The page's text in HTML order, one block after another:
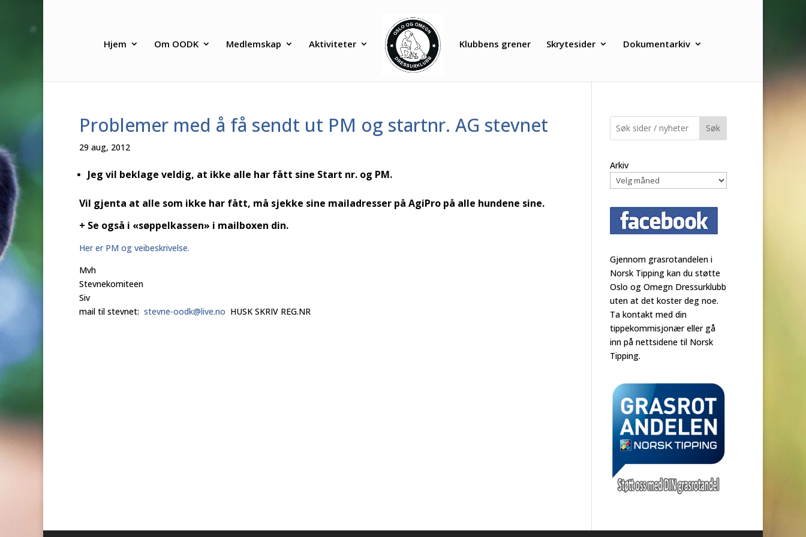
Hjem Om OODK Medlemskap Aktiviteter Klubbens grener Skrytesider Dokumentarkiv
Problemer med å få sendt ut PM og startnr. AG stevnet
29 aug, 2012
Jeg vil beklage veldig, at ikke alle har fått sine Start nr. og PM.
Vil gjenta at alle som ikke har fått, må sjekke sine mailadresser på AgiPro på alle hundene sine.
+ Se også i «søppelkassen» i mailboxen din.
Her er PM og veibeskrivelse.
Mvh
Stevnekomiteen
Siv
mail til stevnet: stevne-oodk@live.no HUSK SKRIV REG.NR
Søk
Arkiv
Gjennom grasrotandelen i
Norsk Tipping kan du støtte
Oslo og Omegn Dressurklubb
uten at det koster deg noe.
Ta kontakt med din
tippekommisjonær eller gå
inn på nettsidene til Norsk
Tipping.